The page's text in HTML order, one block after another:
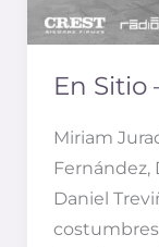
En Sitio
Miriam
Fernández,
Daniel